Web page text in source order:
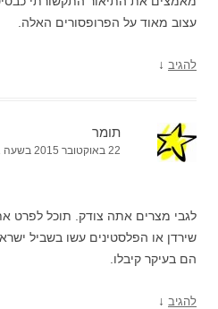
עצוב מאוד על הפרופסורים האלה.
להגיב ↓
תומר
22 באוקטובר 2015 בשעה 22:01
לגבי מצרים אתה צודק. תוכל לפרט
שירדן או הפלסטינים עשו בשביל
הם בעיקר קיבלו.
להגיב ↓